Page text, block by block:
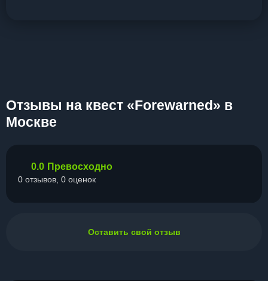
Отзывы на квест «Forewarned» в
Москве
0.0 Превосходно
0 отзывов, 0 оценок
Оставить свой отзыв